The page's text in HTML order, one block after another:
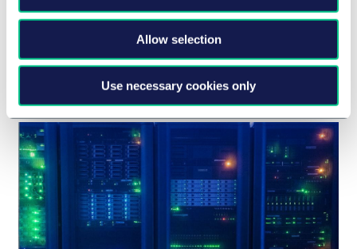
Allow selection
Use necessary cookies only
2026年6月15日
作者Dr. Paul Voigt, Lic. en Derecho, CIPP/E